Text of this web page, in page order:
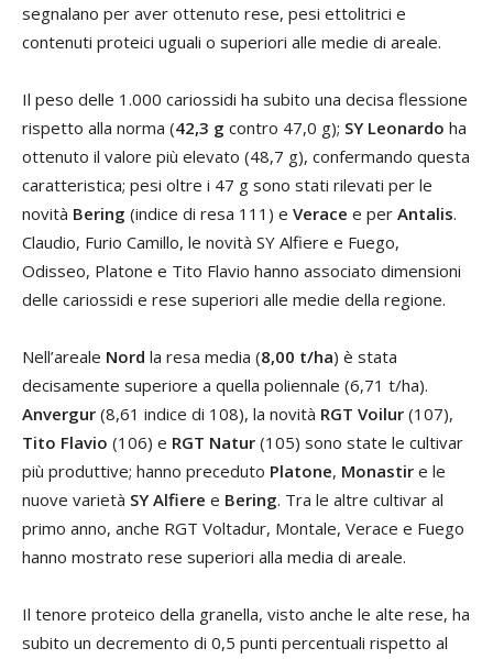
segnalano per aver ottenuto rese, pesi ettolitrici e
contenuti proteici uguali o superiori alle medie di areale.
Il peso delle 1.000 cariossidi ha subito una decisa flessione
rispetto alla norma (42,3 g contro 47,0 g); SY Leonardo ha
ottenuto il valore più elevato (48,7 g), confermando questa
caratteristica; pesi oltre i 47 g sono stati rilevati per le
novità Bering (indice di resa 111) e Verace e per Antalis.
Claudio, Furio Camillo, le novità SY Alfiere e Fuego,
Odisseo, Platone e Tito Flavio hanno associato dimensioni
delle cariossidi e rese superiori alle medie della regione.
Nell’areale Nord la resa media (8,00 t/ha) è stata
decisamente superiore a quella poliennale (6,71 t/ha).
Anvergur (8,61 indice di 108), la novità RGT Voilur (107),
Tito Flavio (106) e RGT Natur (105) sono state le cultivar
più produttive; hanno preceduto Platone, Monastir e le
nuove varietà SY Alfiere e Bering. Tra le altre cultivar al
primo anno, anche RGT Voltadur, Montale, Verace e Fuego
hanno mostrato rese superiori alla media di areale.
Il tenore proteico della granella, visto anche le alte rese, ha
subito un decremento di 0,5 punti percentuali rispetto al